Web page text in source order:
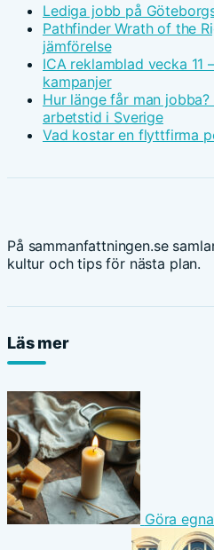
Lediga jobb på
Pathfinder Wrath of the
jämförelse
ICA reklamblad vecka 11
kampanjer
Hur länge får man
arbetstid i Sverige
Vad kostar en flyttfirma
På sammanfattningen.se
kultur och tips för nästa plan.
Läs mer
Göra